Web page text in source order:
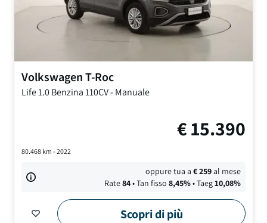
VolkswagenT-Roc
Life1.0 Benzina 110CV-Manuale
€15.390
80.468km - 2022
oppure tua a€259al mese
Rate84• Tan fisso 8,45%• Taeg10,08%
Scopri di più